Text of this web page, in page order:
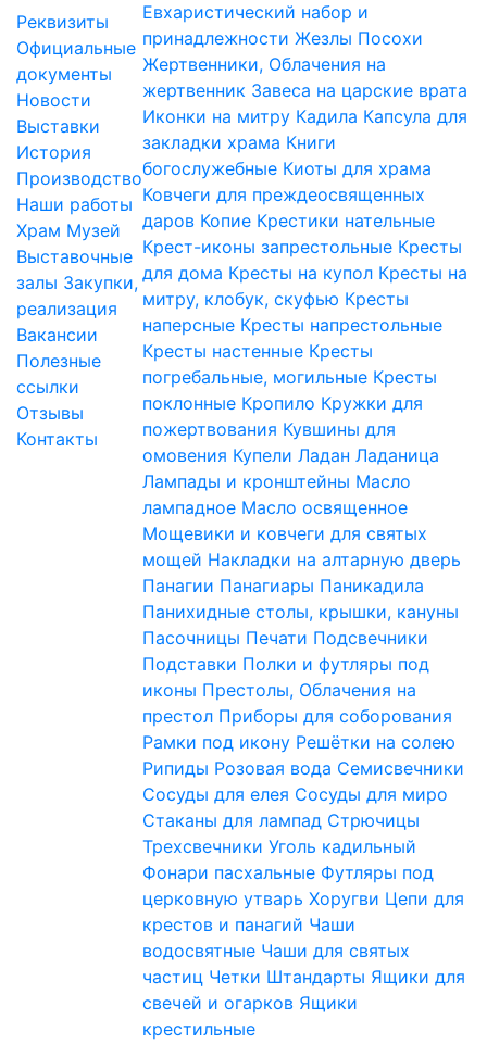
Реквизиты
Официальные
документы
Новости
Выставки
История
Производство
Наши работы
Храм Музей
Выставочные
залы Закупки,
реализация
Вакансии
Полезные
ссылки
Отзывы
Контакты
Евхаристический набор и
принадлежности Жезлы Посохи
Жертвенники, Облачения на
жертвенник Завеса на царские врата
Иконки на митру Кадила Капсула для
закладки храма Книги
богослужебные Киоты для храма
Ковчеги для преждеосвященных
даров Копие Крестики нательные
Крест-иконы запрестольные Кресты
для дома Кресты на купол Кресты на
митру, клобук, скуфью Кресты
наперсные Кресты напрестольные
Кресты настенные Кресты
погребальные, могильные Кресты
поклонные Кропило Кружки для
пожертвования Кувшины для
омовения Купели Ладан Ладаница
Лампады и кронштейны Масло
лампадное Масло освященное
Мощевики и ковчеги для святых
мощей Накладки на алтарную дверь
Панагии Панагиары Паникадила
Панихидные столы, крышки, кануны
Пасочницы Печати Подсвечники
Подставки Полки и футляры под
иконы Престолы, Облачения на
престол Приборы для соборования
Рамки под икону Решётки на солею
Рипиды Розовая вода Семисвечники
Сосуды для елея Сосуды для миро
Стаканы для лампад Стрючицы
Трехсвечники Уголь кадильный
Фонари пасхальные Футляры под
церковную утварь Хоругви Цепи для
крестов и панагий Чаши
водосвятные Чаши для святых
частиц Четки Штандарты Ящики для
свечей и огарков Ящики
крестильные